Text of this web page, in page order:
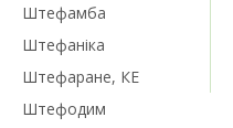
Штефамба
Штефаніка
Штефаране, КЕ
Штефодим